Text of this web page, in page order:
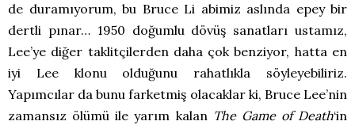
de duramıyorum, bu Bruce Li abimiz aslında epey bir
dertli pınar… 1950 doğumlu dövüş sanatları ustamız,
Lee’ye diğer taklitçilerden daha çok benziyor, hatta en
iyi Lee klonu olduğunu rahatlıkla söyleyebiliriz.
Yapımcılar da bunu farketmiş olacaklar ki, Bruce Lee’nin
zamansız ölümü ile yarım kalan The Game of Death‘in